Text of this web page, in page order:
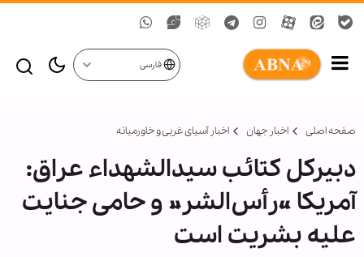
فارسی
صفحه اصلی اخبار جهان اخبار آسیای غربی و خاورمیانه
دبیرکل کتائب سیدالشهداء عراق:
آمریکا «رأس‌الشر» و حامی جنایت
علیه بشریت است